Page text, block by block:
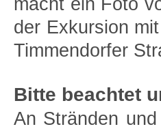
macht ein Foto
der Exkursion
Timmendorfer
Bitte beachtet
An Stränden